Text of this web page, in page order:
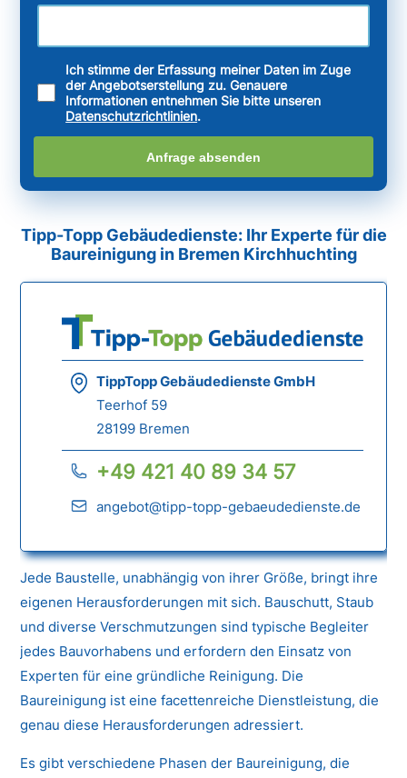
Ich stimme der Erfassung meiner Daten im Zuge
der Angebotserstellung zu. Genauere
Informationen entnehmen Sie bitte unseren
Datenschutzrichtlinien.
Anfrage absenden
Tipp-Topp Gebäudedienste: Ihr Experte für die
Baureinigung in Bremen Kirchhuchting
TippTopp Gebäudedienste GmbH
Teerhof 59
28199 Bremen
+49 421 40 89 34 57
angebot@tipp-topp-gebaeudedienste.de
Jede Baustelle, unabhängig von ihrer Größe, bringt ihre
eigenen Herausforderungen mit sich. Bauschutt, Staub
und diverse Verschmutzungen sind typische Begleiter
jedes Bauvorhabens und erfordern den Einsatz von
Experten für eine gründliche Reinigung. Die
Baureinigung ist eine facettenreiche Dienstleistung, die
genau diese Herausforderungen adressiert.
Es gibt verschiedene Phasen der Baureinigung, die